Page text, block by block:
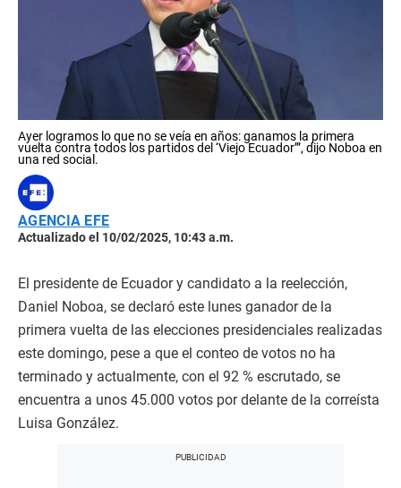
Ayer logramos lo que no se veía en años: ganamos la primera
vuelta contra todos los partidos del ‘Viejo Ecuador’”, dijo Noboa en
una red social.
AGENCIA EFE
Actualizado el 10/02/2025, 10:43 a.m.
El presidente de Ecuador y candidato a la reelección,
Daniel Noboa, se declaró este lunes ganador de la
primera vuelta de las elecciones presidenciales realizadas
este domingo, pese a que el conteo de votos no ha
terminado y actualmente, con el 92 % escrutado, se
encuentra a unos 45.000 votos por delante de la correísta
Luisa González.